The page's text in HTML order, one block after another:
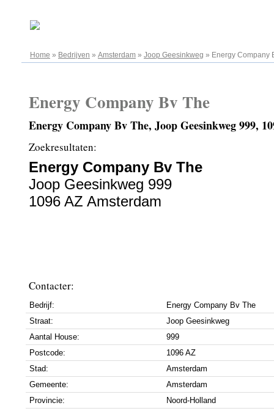
Home » Bedrijven » Amsterdam » Joop Geesinkweg » Energy Company
Energy Company Bv The
Energy Company Bv The, Joop Geesinkweg 999,
Zoekresultaten:
Energy Company Bv The
Joop Geesinkweg 999
1096 AZ Amsterdam
Contacter:
Bedrijf:
Energy Company Bv The
Straat:
Joop Geesinkweg
Aantal House:
999
Postcode:
1096 AZ
Stad:
Amsterdam
Gemeente:
Amsterdam
Provincie:
Noord-Holland